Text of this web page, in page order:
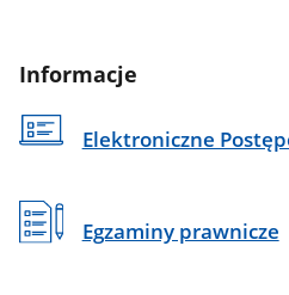
Informacje
Elektroniczne
Egzaminy prawnicze